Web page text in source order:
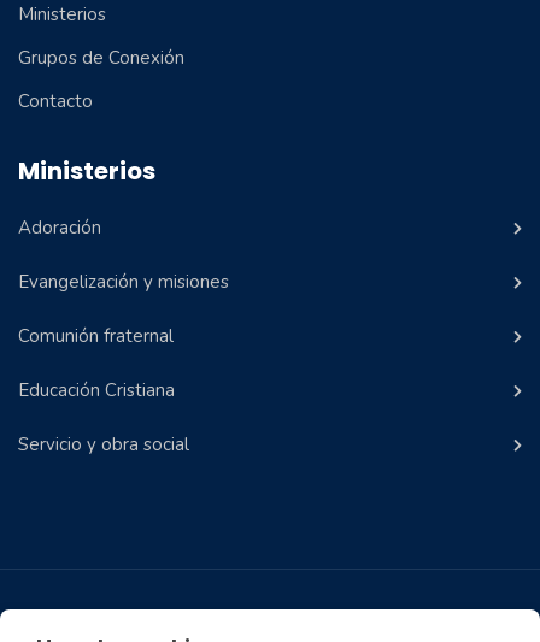
Ministerios
Grupos de Conexión
Contacto
Ministerios
Adoración
Evangelización y misiones
Comunión fraternal
Educación Cristiana
Servicio y obra social